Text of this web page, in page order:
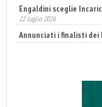
22 luglio 2026
Annunciati i finalisti dei
14 luglio 2026